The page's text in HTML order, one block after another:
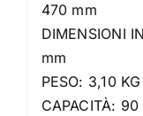
470 mm
DIMENSIONI
mm
PESO: 3,10 KG
CAPACITÀ: 90